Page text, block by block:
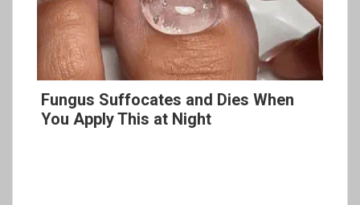
Fungus Suffocates and Dies When
You Apply This at Night